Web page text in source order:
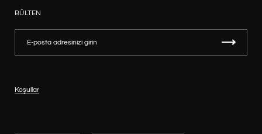
BÜLTEN
Koşullar